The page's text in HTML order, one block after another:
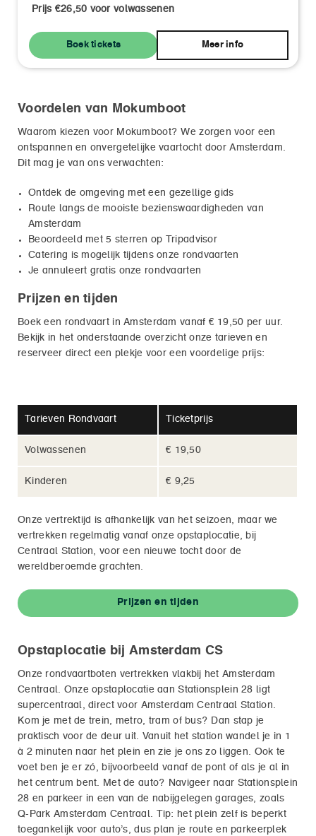
Prijs €26,50 voor volwassenen
Boek tickets Meer info
Voordelen van Mokumboot
Waarom kiezen voor Mokumboot? We zorgen voor een
ontspannen en onvergetelijke vaartocht door Amsterdam.
Dit mag je van ons verwachten:
Ontdek de omgeving met een gezellige gids
Route langs de mooiste bezienswaardigheden van
Amsterdam
Beoordeeld met 5 sterren op Tripadvisor
Catering is mogelijk tijdens onze rondvaarten
Je annuleert gratis onze rondvaarten
Prijzen en tijden
Boek een rondvaart in Amsterdam vanaf € 19,50 per uur.
Bekijk in het onderstaande overzicht onze tarieven en
reserveer direct een plekje voor een voordelige prijs:
Tarieven Rondvaart Ticketprijs
Volwassenen € 19,50
Kinderen € 9,25
Onze vertrektijd is afhankelijk van het seizoen, maar we
vertrekken regelmatig vanaf onze opstaplocatie, bij
Centraal Station, voor een nieuwe tocht door de
wereldberoemde grachten.
Prijzen en tijden
Opstaplocatie bij Amsterdam CS
Onze rondvaartboten vertrekken vlakbij het Amsterdam
Centraal. Onze opstaplocatie aan Stationsplein 28 ligt
supercentraal, direct voor Amsterdam Centraal Station.
Kom je met de trein, metro, tram of bus? Dan stap je
praktisch voor de deur uit. Vanuit het station wandel je in 1
à 2 minuten naar het plein en zie je ons zo liggen. Ook te
voet ben je er zó, bijvoorbeeld vanaf de pont of als je al in
het centrum bent. Met de auto? Navigeer naar Stationsplein
28 en parkeer in een van de nabijgelegen garages, zoals
Q-Park Amsterdam Centraal. Tip: het plein zelf is beperkt
toegankelijk voor auto’s, dus plan je route en parkeerplek